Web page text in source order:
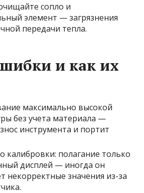
сопло и
элемент — загрязнения
передачи тепла.
и как их
максимально высокой
без учета материала —
инструмента и портит
калибровки: полагание только
дисплей — иногда он
некорректные значения из-за